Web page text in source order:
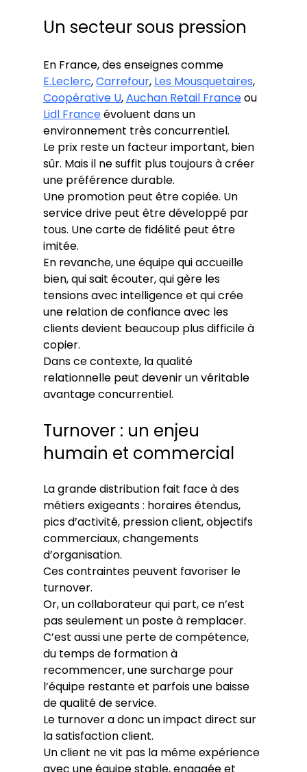
Un secteur sous pression
En France, des enseignes comme
E.Leclerc, Carrefour, Les Mousquetaires,
Coopérative U, Auchan Retail France ou
Lidl France évoluent dans un
environnement très concurrentiel.
Le prix reste un facteur important, bien
sûr. Mais il ne suffit plus toujours à créer
une préférence durable.
Une promotion peut être copiée. Un
service drive peut être développé par
tous. Une carte de fidélité peut être
imitée.
En revanche, une équipe qui accueille
bien, qui sait écouter, qui gère les
tensions avec intelligence et qui crée
une relation de confiance avec les
clients devient beaucoup plus difficile à
copier.
Dans ce contexte, la qualité
relationnelle peut devenir un véritable
avantage concurrentiel.
Turnover : un enjeu
humain et commercial
La grande distribution fait face à des
métiers exigeants : horaires étendus,
pics d’activité, pression client, objectifs
commerciaux, changements
d’organisation.
Ces contraintes peuvent favoriser le
turnover.
Or, un collaborateur qui part, ce n’est
pas seulement un poste à remplacer.
C’est aussi une perte de compétence,
du temps de formation à
recommencer, une surcharge pour
l’équipe restante et parfois une baisse
de qualité de service.
Le turnover a donc un impact direct sur
la satisfaction client.
Un client ne vit pas la même expérience